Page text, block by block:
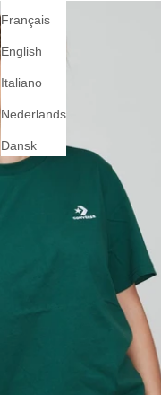
Français
English
Italiano
Nederlands
Dansk